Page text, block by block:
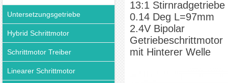
Untersetzungsgetriebe
Hybrid Schrittmotor
Schrittmotor Treiber
Linearer Schrittmotor
13:1 Stirnradgetriebe
0.14 Deg L=97mm
2.4V Bipolar
Getriebeschrittmotor
mit Hinterer Welle